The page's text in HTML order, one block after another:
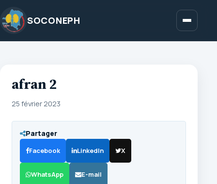
au
contenu
SOCONEPH Menu
afran 2
25 février 2023
Partager
Facebook LinkedIn X
WhatsApp E-mail